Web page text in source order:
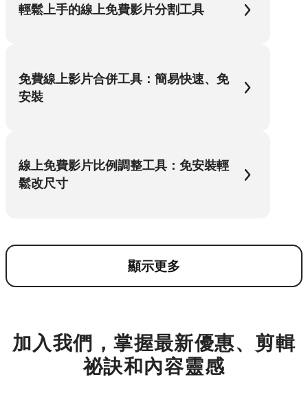
輕鬆上手的線上免費影片分割工具
免費線上影片合併工具：簡易快速、免
安裝
線上免費影片比例調整工具：免安裝輕
鬆改尺寸
顯示更多
加入我們，掌握最新優惠、剪輯
祕訣和內容靈感